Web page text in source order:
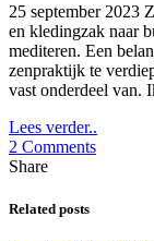
25 september 2023
en kledingzak naar
mediteren. Een
zenpraktijk te
vast onderdeel van.
Lees verder..
2 Comments
Share
Related posts